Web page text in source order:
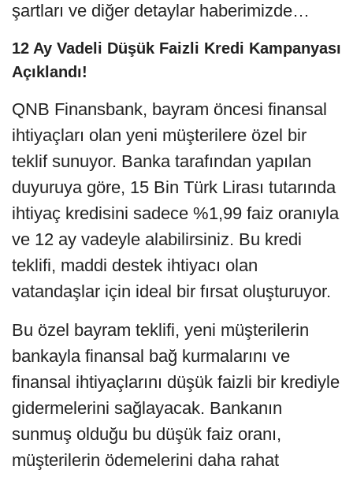
şartları ve diğer detaylar haberimizde…
12 Ay Vadeli Düşük Faizli Kredi Kampanyası
Açıklandı!
QNB Finansbank, bayram öncesi finansal
ihtiyaçları olan yeni müşterilere özel bir
teklif sunuyor. Banka tarafından yapılan
duyuruya göre, 15 Bin Türk Lirası tutarında
ihtiyaç kredisini sadece %1,99 faiz oranıyla
ve 12 ay vadeyle alabilirsiniz. Bu kredi
teklifi, maddi destek ihtiyacı olan
vatandaşlar için ideal bir fırsat oluşturuyor.
Bu özel bayram teklifi, yeni müşterilerin
bankayla finansal bağ kurmalarını ve
finansal ihtiyaçlarını düşük faizli bir krediyle
gidermelerini sağlayacak. Bankanın
sunmuş olduğu bu düşük faiz oranı,
müşterilerin ödemelerini daha rahat